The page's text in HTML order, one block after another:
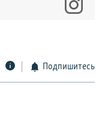
Подпишитесь